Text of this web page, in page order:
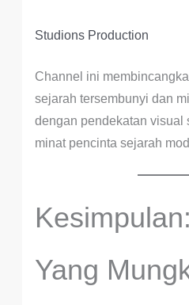
Studions Production
Channel ini
sejarah tersembunyi dan
dengan pendekatan visual
minat pencinta sejarah
Yang